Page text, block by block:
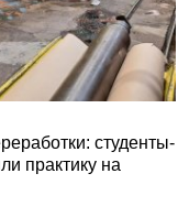
студенты-
практику на